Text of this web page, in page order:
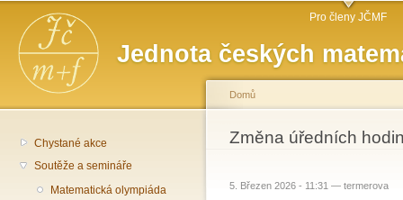
Jednota českých
Hlavní menu Pro členy JČMF
Chystané akce
Soutěže a semináře
Matematická olympiáda
Jste zde
Domů
Změna úředních
5. Březen 2026 - 11:31 — termerova